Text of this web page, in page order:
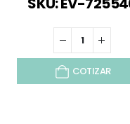
COTIZAR